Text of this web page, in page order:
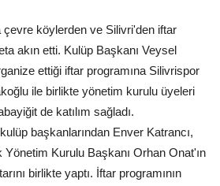
çevre köylerden ve Silivri'den iftar
akın etti. Kulüp Başkanı Veysel
ettiği iftar programına Silivrispor
ile birlikte yönetim kurulu üyeleri
de katılım sağladı.
başkanlarından Enver Katrancı,
Kurulu Başkanı Orhan Onat'ın
birlikte yaptı. İftar programının